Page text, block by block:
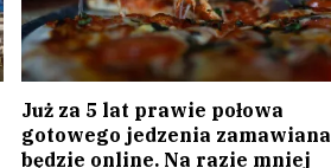
Już za 5 lat prawie połowa
gotowego jedzenia zamawiana
będzie online. Na razie mniej